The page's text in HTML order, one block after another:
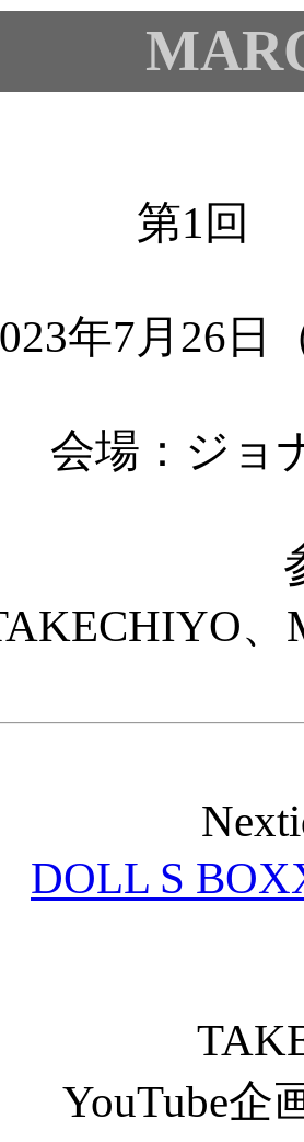
第1回
年7月26
会場：ジョ
、
DOLL S
YouTube企